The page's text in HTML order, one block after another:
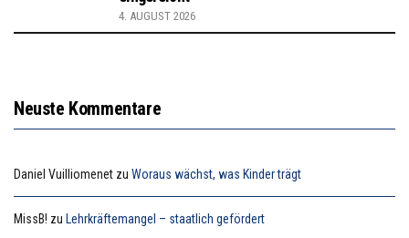
4. AUGUST 2026
Neuste Kommentare
Daniel Vuilliomenet zu Woraus wächst, was Kinder trägt
MissB! zu Lehrkräftemangel – staatlich gefördert